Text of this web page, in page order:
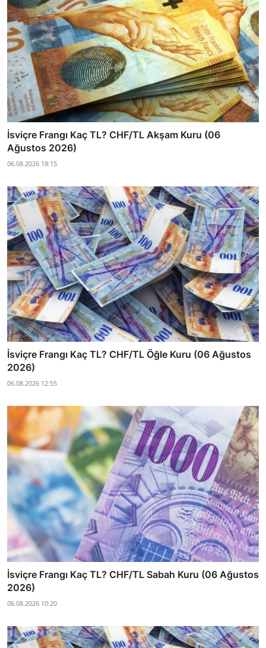
İsviçre Frangı Kaç TL? CHF/TL Akşam Kuru (06
Ağustos 2026)
06.08.2026 18:15
İsviçre Frangı Kaç TL? CHF/TL Öğle Kuru (06 Ağustos
2026)
06.08.2026 12:55
İsviçre Frangı Kaç TL? CHF/TL Sabah Kuru (06 Ağustos
2026)
06.08.2026 10:20